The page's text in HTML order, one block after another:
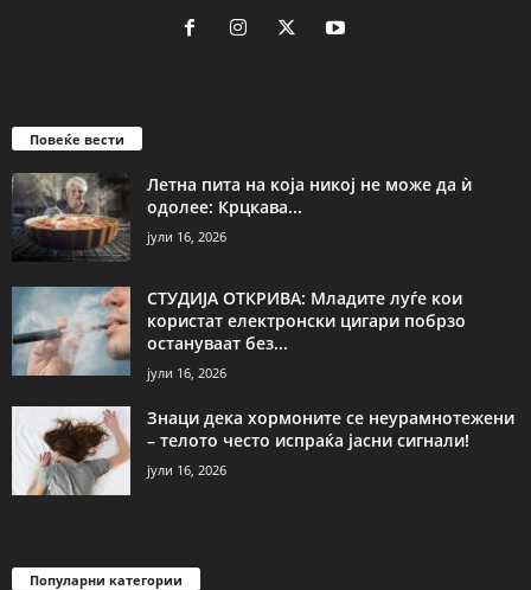
Повеќе вести
Летна пита на која никој не може да ѝ
одолее: Крцкава...
јули 16, 2026
СТУДИЈА ОТКРИВА: Младите луѓе кои
користат електронски цигари побрзо
остануваат без...
јули 16, 2026
Знаци дека хормоните се неурамнотежени
– телото често испраќа јасни сигнали!
јули 16, 2026
Популарни категории